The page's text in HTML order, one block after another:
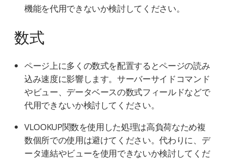
機能を代用できないか検討してください。
数式
ページ上に多くの数式を配置するとページの読み
込み速度に影響します。サーバーサイドコマンド
やビュー、データベースの数式フィールドなどで
代用できないか検討してください。
VLOOKUP関数を使用した処理は高負荷なため複
数個所での使用は避けてください。代わりに、デ
ータ連結やビューを使用できないか検討してくだ